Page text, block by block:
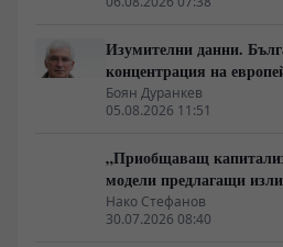
Изумителни данни.
концентрация на
на най-богатия 1%,
Боян Дуранкев
05.08.2026 11:51
„Приобщаващ
модели предлагащи
неолиберализма
Нако Стефанов
30.07.2026 08:40